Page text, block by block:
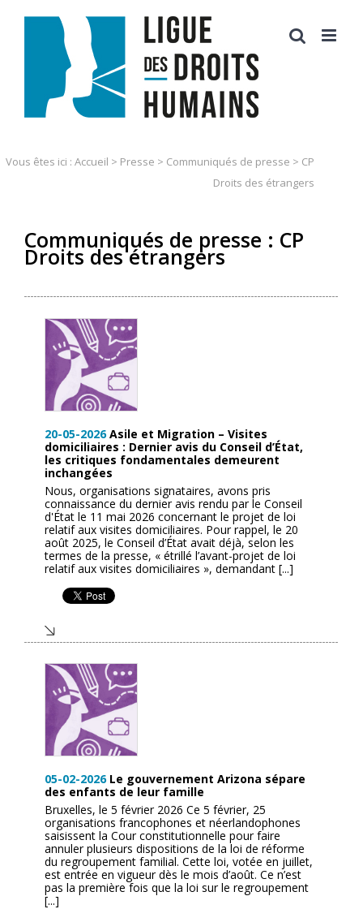
Vous êtes ici : Accueil > Presse > Communiqués de presse > CP
Droits des étrangers
Communiqués de presse : CP
Droits des étrangers
20-05-2026 Asile et Migration – Visites
domiciliaires : Dernier avis du Conseil d’État,
les critiques fondamentales demeurent
inchangées
Nous, organisations signataires, avons pris
connaissance du dernier avis rendu par le Conseil
d'État le 11 mai 2026 concernant le projet de loi
relatif aux visites domiciliaires. Pour rappel, le 20
août 2025, le Conseil d’État avait déjà, selon les
termes de la presse, « étrillé l’avant-projet de loi
relatif aux visites domiciliaires », demandant [...]
05-02-2026 Le gouvernement Arizona sépare
des enfants de leur famille
Bruxelles, le 5 février 2026 Ce 5 février, 25
organisations francophones et néerlandophones
saisissent la Cour constitutionnelle pour faire
annuler plusieurs dispositions de la loi de réforme
du regroupement familial. Cette loi, votée en juillet,
est entrée en vigueur dès le mois d’août. Ce n’est
pas la première fois que la loi sur le regroupement
[...]